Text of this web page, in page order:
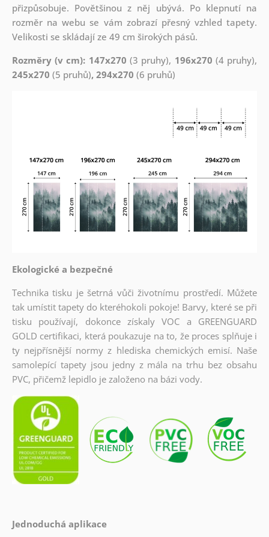
přizpůsobuje. Povětšinou z něj ubývá. Po klepnutí na
rozměr na webu se vám zobrazí přesný vzhled tapety.
Velikosti se skládají ze 49 cm širokých pásů.
Rozměry (v cm): 147x270 (3 pruhy), 196x270 (4 pruhy),
245x270 (5 pruhů), 294x270 (6 pruhů)
Ekologické a bezpečné
Technika tisku je šetrná vůči životnímu prostředí. Můžete
tak umístit tapety do kteréhokoli pokoje! Barvy, které se při
tisku používají, dokonce získaly VOC a GREENGUARD
GOLD certifikaci, která poukazuje na to, že proces splňuje i
ty nejpřísnější normy z hlediska chemických emisí. Naše
samolepící tapety jsou jedny z mála na trhu bez obsahu
PVC, přičemž lepidlo je založeno na bázi vody.
Jednoduchá aplikace